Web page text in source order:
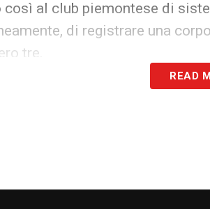
così al club piemontese di
di registrare una
tre.
READ